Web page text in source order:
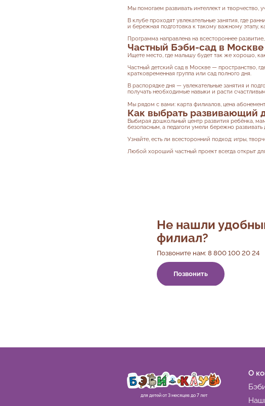
Мы помогаем развивать интеллект и творчество,
В клубе проходят увлекательные занятия, где
и бережная подготовка к такому важному этапу,
Программа направлена на всестороннее
Частный Бэби-сад в Москве
Ищете место, где малышу будет так же хорошо,
Частный детский сад в Москве — пространство,
кратковременная группа или сад полного дня.
В распорядке дня — увлекательные занятия и
получать необходимые навыки и расти
Мы рядом с вами: карта филиалов, цена
Как выбрать развивающий
Выбирая дошкольный центр развития ребёнка,
безопасным, а педагоги умели бережно развивать
Узнайте, есть ли всесторонний подход: игры,
Любой хороший частный проект всегда открыт
Не нашли
филиал?
Позвоните нам: 8 800 100 20 24
Позвонить
для детей от 3 месяцев до 7 лет
О